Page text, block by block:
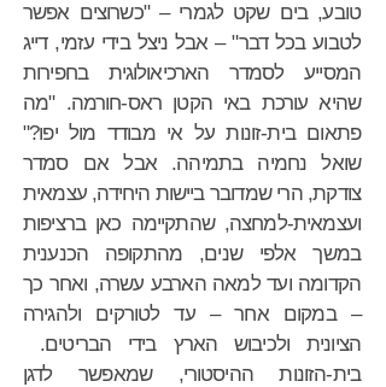
טובע, בים שקט לגמרי – "כשרוצים אפשר
לטבוע בכל דבר" – אבל ניצל בידי עזמי, דייג
המסייע לסמדר הארכיאולוגית בחפירות
שהיא עורכת באי הקטן ראס-חורמה. "מה
פתאום בית-זונות על אי מבודד מול יפו?"
שואל נחמיה בתמיהה. אבל אם סמדר
צודקת, הרי שמדובר ביישות היחידה, עצמאית
ועצמאית-למחצה, שהתקיימה כאן ברציפות
במשך אלפי שנים, מהתקופה הכנענית
הקדומה ועד למאה הארבע עשרה, ואחר כך
– במקום אחר – עד לטורקים ולהגירה
הציונית ולכיבוש הארץ בידי הבריטים.
בית-הזונות ההיסטורי, שמאפשר לדגן